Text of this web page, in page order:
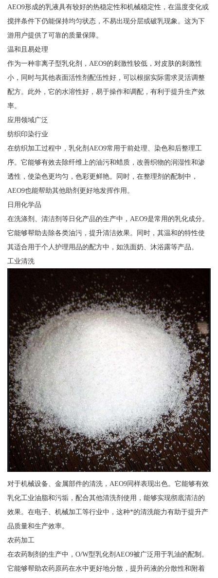
AEO9形成的乳液具有较好的热稳定性和机械稳定性，在温度变化或
搅拌条件下仍能保持均匀状态，不易出现分层或破乳现象。这为下
游用户提供了可靠的质量保障。
温和且易处理
作为一种非离子型乳化剂，AEO9的刺激性较低，对皮肤的刺激性
小，同时与其他表面活性剂配伍性好，可以根据实际需求灵活调整
配方。此外，它的水溶性好，易于操作和调配，有利于提升生产效
率。
应用领域广泛
纺织印染行业
在纺织加工过程中，乳化剂AEO9常用于前处理、染色和后整理工
序。它能够有效去除纤维上的油污和蜡质，改善织物的润湿性和渗
透性，使染色更均匀，色彩更鲜艳。同时，在整理剂的配制中，
AEO9也能帮助其他助剂更好地发挥作用。
日用化学品
在洗涤剂、清洁剂等日化产品的生产中，AEO9是常用的乳化成分。
它能够帮助去除各类油污，提升清洁效果。同时，其温和的特性使
其适合用于个人护理用品的配方中，如洗面奶、沐浴露等产品。
工业清洗
对于机械设备、金属部件的清洗，AEO9同样表现出色。它能够有效
乳化工业油脂和污垢，配合其他清洗剂使用，能够实现彻底清洁的
效果。在电子、机械加工等行业中，这种*的清洗能力有助于提升产
品质量和生产效率。
农药加工
在农药制剂的生产中，O/W型乳化剂AEO9被广泛用于乳油的配制。
它能够帮助农药原药在水中更好地分散，提升药液的分散性和附着